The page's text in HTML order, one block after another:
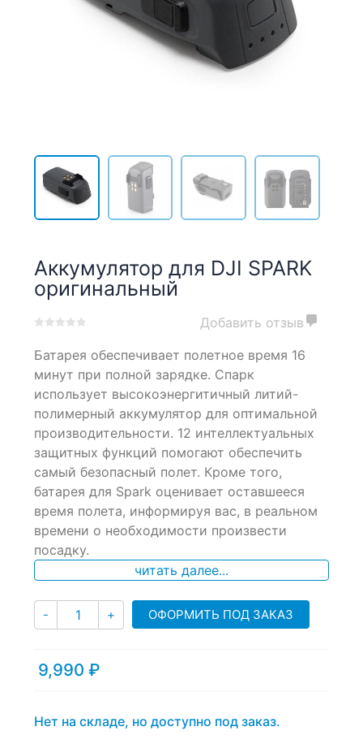
Аккумулятор для DJI SPARK
оригинальный
out
based
on
customer
ratings
Добавить отзыв
Батарея обеспечивает полетное время 16
минут при полной зарядке. Спарк
использует высокоэнергитичный литий-
полимерный аккумулятор для оптимальной
производительности. 12 интеллектуальных
защитных функций помогают обеспечить
самый безопасный полет. Кроме того,
батарея для Spark оценивает оставшееся
время полета, информируя вас, в реальном
времени о необходимости произвести
посадку.
читать далее...
- Количество
+ ОФОРМИТЬ ПОД ЗАКАЗ
9,990 ₽
Нет на складе, но доступно под заказ.